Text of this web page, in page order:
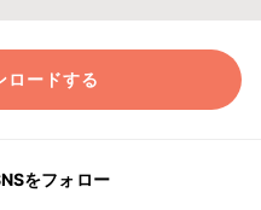
ロードする
をフォロー